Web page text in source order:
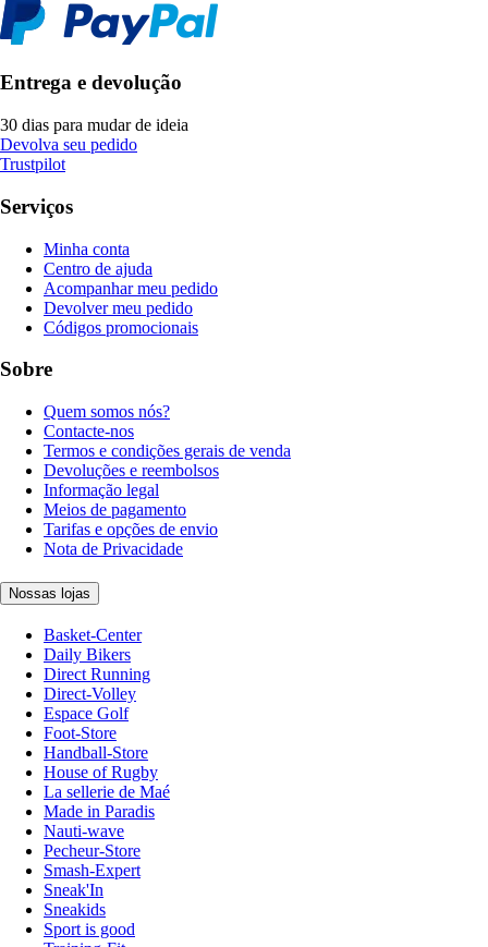
Entrega e devolução
30 dias para mudar de ideia
Devolva seu pedido
Trustpilot
Serviços
Minha conta
Centro de ajuda
Acompanhar meu pedido
Devolver meu pedido
Códigos promocionais
Sobre
Quem somos nós?
Contacte-nos
Termos e condições gerais de venda
Devoluções e reembolsos
Informação legal
Meios de pagamento
Tarifas e opções de envio
Nota de Privacidade
Nossas lojas
Basket-Center
Daily Bikers
Direct Running
Direct-Volley
Espace Golf
Foot-Store
Handball-Store
House of Rugby
La sellerie de Maé
Made in Paradis
Nauti-wave
Pecheur-Store
Smash-Expert
Sneak'In
Sneakids
Sport is good